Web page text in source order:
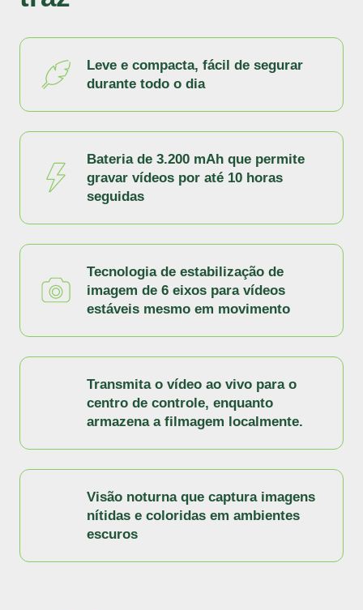
Leve e compacta, fácil de segurar
durante todo o dia
Bateria de 3.200 mAh que permite
gravar vídeos por até 10 horas
seguidas
Tecnologia de estabilização de
imagem de 6 eixos para vídeos
estáveis mesmo em movimento
Transmita o vídeo ao vivo para o
centro de controle, enquanto
armazena a filmagem localmente.
Visão noturna que captura imagens
nítidas e coloridas em ambientes
escuros